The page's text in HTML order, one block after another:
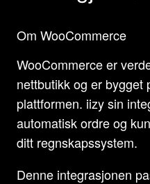
Om WooCommerce
WooCommerce er
nettbutikk og er bygget
plattformen. iizy sin
automatisk ordre og
ditt regnskapssystem.
Denne integrasjonen